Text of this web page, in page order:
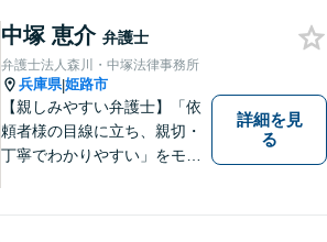
中塚 恵介 弁護士
弁護士法人森川・中塚法律事務所
兵庫県|姫路市
【親しみやすい弁護士】「依
頼者様の目線に立ち、親切・
丁寧でわかりやすい」をモッ
詳細を見
る